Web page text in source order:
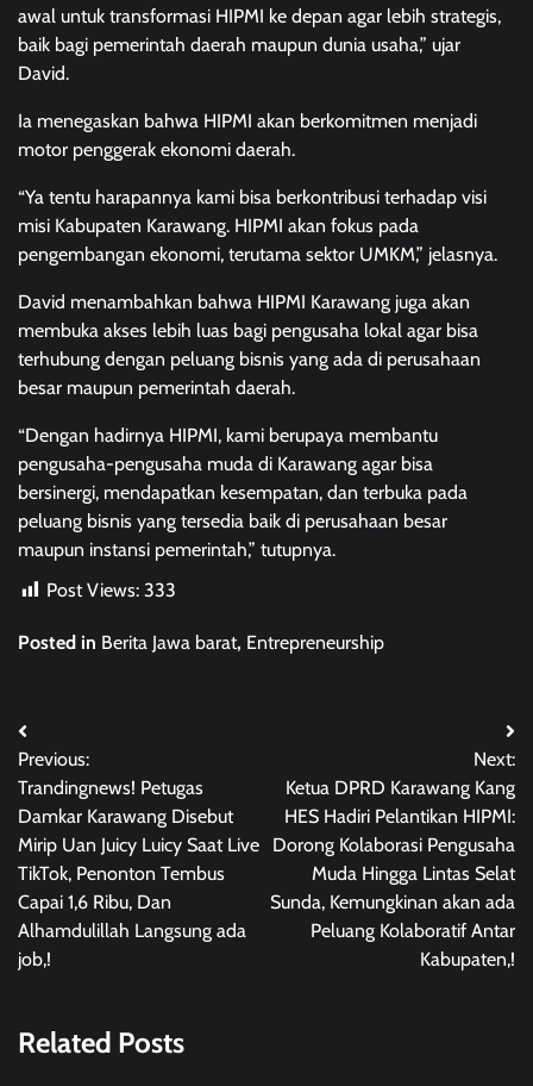
awal untuk transformasi HIPMI ke depan agar lebih strategis,
baik bagi pemerintah daerah maupun dunia usaha,” ujar
David.
Ia menegaskan bahwa HIPMI akan berkomitmen menjadi
motor penggerak ekonomi daerah.
“Ya tentu harapannya kami bisa berkontribusi terhadap visi
misi Kabupaten Karawang. HIPMI akan fokus pada
pengembangan ekonomi, terutama sektor UMKM,” jelasnya.
David menambahkan bahwa HIPMI Karawang juga akan
membuka akses lebih luas bagi pengusaha lokal agar bisa
terhubung dengan peluang bisnis yang ada di perusahaan
besar maupun pemerintah daerah.
“Dengan hadirnya HIPMI, kami berupaya membantu
pengusaha-pengusaha muda di Karawang agar bisa
bersinergi, mendapatkan kesempatan, dan terbuka pada
peluang bisnis yang tersedia baik di perusahaan besar
maupun instansi pemerintah,” tutupnya.
Post Views: 333
Posted in Berita Jawa barat, Entrepreneurship
Post
navigation
Previous:
Trandingnews! Petugas
Damkar Karawang Disebut
Mirip Uan Juicy Luicy Saat Live
TikTok, Penonton Tembus
Capai 1,6 Ribu, Dan
Alhamdulillah Langsung ada
job,!
Next:
Ketua DPRD Karawang Kang
HES Hadiri Pelantikan HIPMI:
Dorong Kolaborasi Pengusaha
Muda Hingga Lintas Selat
Sunda, Kemungkinan akan ada
Peluang Kolaboratif Antar
Kabupaten,!
Related Posts